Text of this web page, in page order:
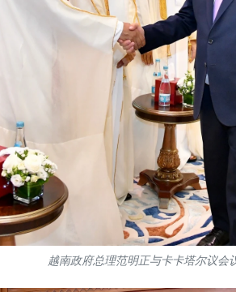
越南政府总理范明正与卡卡塔尔议会